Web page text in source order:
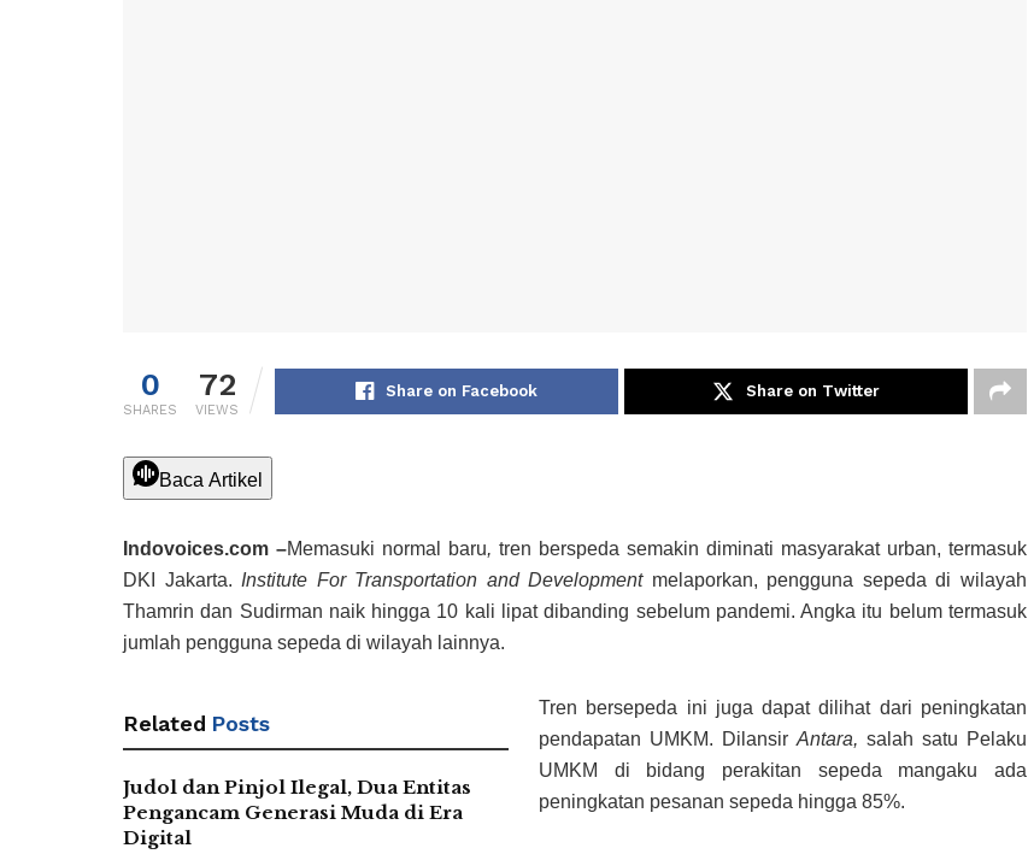
0
SHARES
72
VIEWS
Share on Facebook Share on Twitter
Baca Artikel
Indovoices.com –Memasuki normal baru, tren berspeda semakin diminati masyarakat urban, termasuk
DKI Jakarta. Institute For Transportation and Development melaporkan, pengguna sepeda di wilayah
Thamrin dan Sudirman naik hingga 10 kali lipat dibanding sebelum pandemi. Angka itu belum termasuk
jumlah pengguna sepeda di wilayah lainnya.
Related Posts
Judol dan Pinjol Ilegal, Dua Entitas
Pengancam Generasi Muda di Era
Digital
Tren bersepeda ini juga dapat dilihat dari peningkatan
pendapatan UMKM. Dilansir Antara, salah satu Pelaku
UMKM di bidang perakitan sepeda mangaku ada
peningkatan pesanan sepeda hingga 85%.